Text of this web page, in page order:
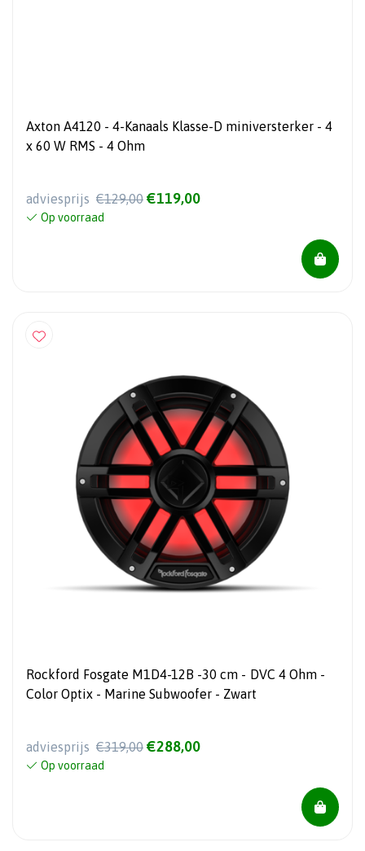
Axton A4120 - 4-Kanaals Klasse-D miniversterker - 4
x 60 W RMS - 4 Ohm
adviesprijs €129,00 €119,00
Op voorraad
Rockford Fosgate M1D4-12B -30 cm - DVC 4 Ohm -
Color Optix - Marine Subwoofer - Zwart
adviesprijs €319,00 €288,00
Op voorraad